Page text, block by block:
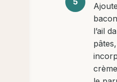
l’ail